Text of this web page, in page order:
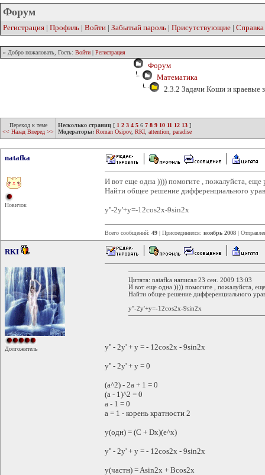
Форум
Регистрация | Профиль | Войти | Забытый пароль | Присутствующие | Справка
» Добро пожаловать, Гость: Войти | Регистрация
Форум
Математика
2.3.2 Задачи Коши и краевые
Переход к теме
<< Назад Вперед >>
Несколько страниц [ 1 2 3 4 5 6 7 8 9 10 11 12 13 ]
Модераторы: Roman Osipov, RKI attention paradise
natafka
Новичок
И вот еще одна )))) помогите , пожалуйста, еще
Найти общее решение дифференциального
y''-2y'+у=-12cos2x-9sin2x
Всего сообщений: 49 | Присоединился: ноябрь 2008 |
RKI
Долгожитель
Цитата: natafka написал 23 сен. 2009 13:03
И вот еще одна )))) помогите , пожалуйста,
Найти общее решение дифференциального
y''-2y'+у=-12cos2x-9sin2x
y'' - 2y' + y = - 12cos2x - 9sin2x
y'' - 2y' + y = 0
(a^2) - 2a + 1 = 0
(a - 1)^2 = 0
a - 1 = 0
a = 1 - корень кратности 2
y(одн) = (C + Dx)(e^x)
y'' - 2y' + y = - 12cos2x - 9sin2x
y(частн) = Asin2x + Bcos2x